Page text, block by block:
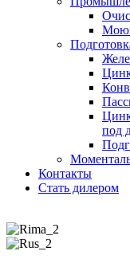
под
Контакты
Стать дилером